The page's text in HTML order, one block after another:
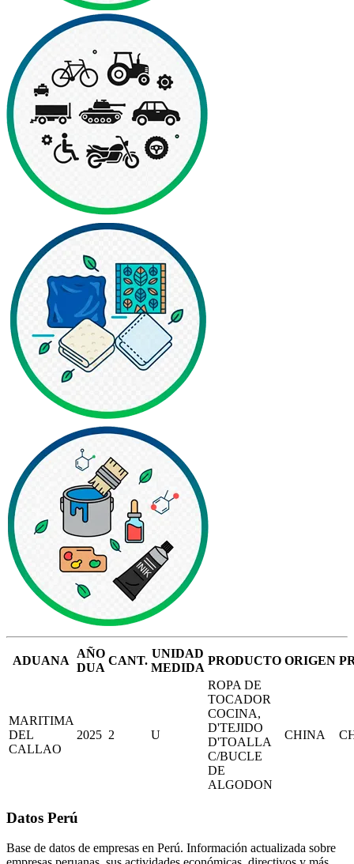
ADUANA
AÑO
DUA
CANT.
UNIDAD
MEDIDA
PRODUCTO ORIGEN
MARITIMA
DEL
CALLAO
2025 2 U
ROPA DE
TOCADOR
COCINA,
D'TEJIDO
D'TOALLA
C/BUCLE
DE
ALGODON
CHINA
Datos Perú
Base de datos de empresas en Perú. Información actualizada sobre